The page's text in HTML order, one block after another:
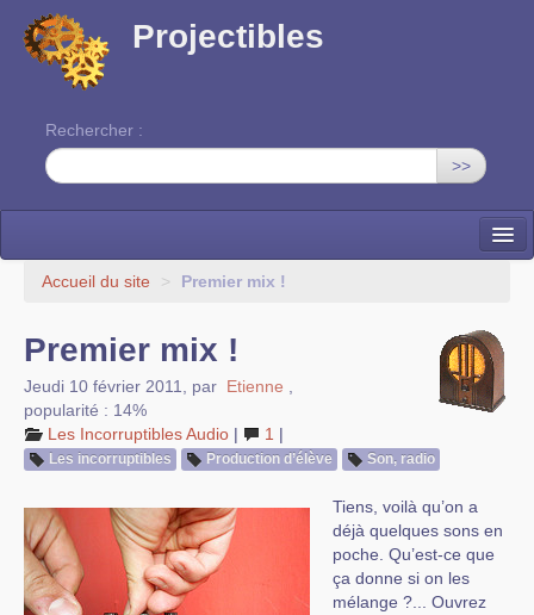
Projectibles
Rechercher :
>>
La ruche
EDITO
Accueil du site > Premier mix !
Premier mix !
Jeudi 10 février 2011 par Etienne
popularité : 14%
Les Incorruptibles Audio | 1 |
Les incorruptibles Production d’élève Son, radio
Tiens, voilà qu’on a
déjà quelques sons en
poche. Qu’est-ce que
ça donne si on les
mélange ?... Ouvrez